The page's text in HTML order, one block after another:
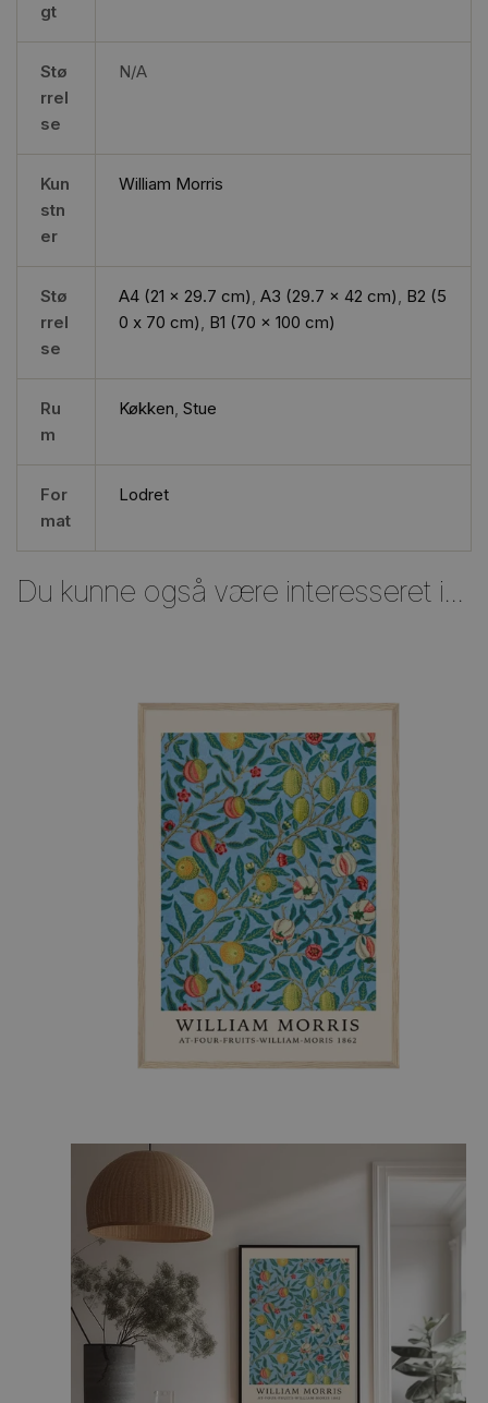
gt
Stø
rrel
se
N/A
Kun
stn
er
William Morris
Stø
rrel
se
A4 (21 x 29.7 cm),A3 (29.7 x 42 cm), B2 (5
0 x 70 cm), B1 (70 x 100 cm)
Ru
m
Køkken,Stue
For
mat
Lodret
Du kunne også være interesseret i...